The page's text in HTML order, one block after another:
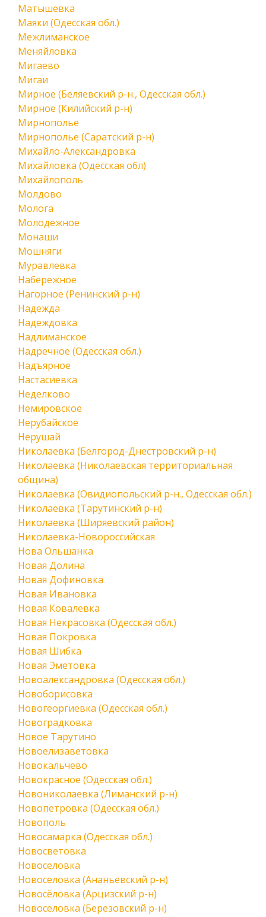
Матышевка
Маяки (Одесская обл.)
Межлиманское
Меняйловка
Мигаево
Мигаи
Мирное (Беляевский р-н., Одесская обл.)
Мирное (Килийский р-н)
Мирнополье
Мирнополье (Саратский р-н)
Михайло-Александровка
Михайловка (Одесская обл)
Михайлополь
Молдово
Молога
Молодежное
Монаши
Мошняги
Муравлевка
Набережное
Нагорное (Ренинский р-н)
Надежда
Надеждовка
Надлиманское
Надречное (Одесская обл.)
Надъярное
Настасиевка
Неделково
Немировское
Нерубайское
Нерушай
Николаевка (Белгород-Днестровский р-н)
Николаевка (Николаевская территориальная
община)
Николаевка (Овидиопольский р-н., Одесская обл.)
Николаевка (Тарутинский р-н)
Николаевка (Ширяевский район)
Николаевка-Новороссийская
Нова Ольшанка
Новая Долина
Новая Дофиновка
Новая Ивановка
Новая Ковалевка
Новая Некрасовка (Одесская обл.)
Новая Покровка
Новая Шибка
Новая Эметовка
Новоалександровка (Одесская обл.)
Новоборисовка
Новогеоргиевка (Одесская обл.)
Новоградковка
Новое Тарутино
Новоелизаветовка
Новокальчево
Новокрасное (Одесская обл.)
Новониколаевка (Лиманский р-н)
Новопетровка (Одесская обл.)
Новополь
Новосамарка (Одесская обл.)
Новосветовка
Новоселовка
Новоселовка (Ананьевский р-н)
Новосёловка (Арцизский р-н)
Новоселовка (Березовский р-н)